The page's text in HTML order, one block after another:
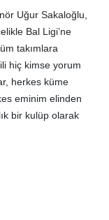
Uğur Sakaloğlu,
Bal Ligi’ne
takımlara
hiç kimse yorum
herkes küme
eminim elinden
bir kulüp olarak